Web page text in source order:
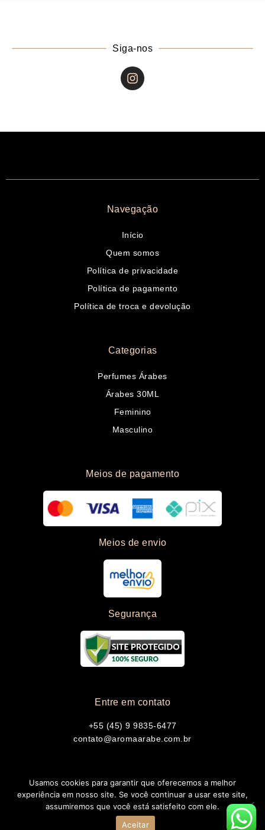
Siga-nos
Navegação
Início
Quem somos
Política de privacidade
Política de pagamento
Política de troca e devolução
Categorias
Perfumes Árabes
Árabes 30ML
Feminino
Masculino
Meios de pagamento
Meios de envio
Segurança
Entre em contato
+55 (45) 9 9835-6477
contato@aromaarabe.com.br
Copyright © 2026 Aroma Árabe | Desenvolvido por JK DIGITAL
Usamos cookies para garantir que oferecemos a melhor
experiência em nosso site. Se você continuar a usar este site,
assumiremos que você está satisfeito com ele.
Aceitar